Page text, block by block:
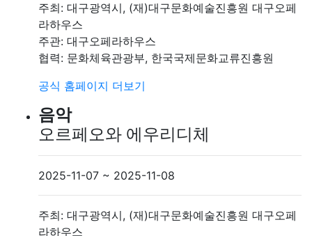
주최: 대구광역시, (재)대구문화예술진흥원 대구오페
라하우스
주관: 대구오페라하우스
협력: 문화체육관광부, 한국국제문화교류진흥원
공식 홈페이지 더보기
음악
오르페오와 에우리디체
2025-11-07 ~ 2025-11-08
주최: 대구광역시, (재)대구문화예술진흥원 대구오페
라하우스